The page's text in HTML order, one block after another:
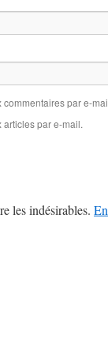
par e-
articles par e-mail.
les indésirables.